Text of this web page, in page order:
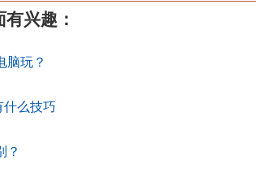
兴趣：
脑玩？
什么技巧
？